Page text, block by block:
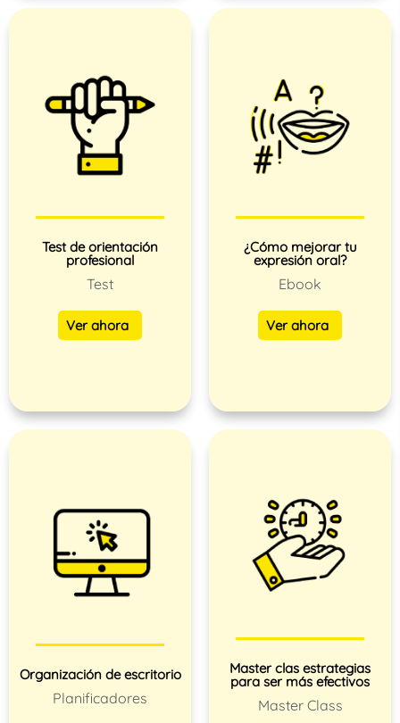
Test de orientación
profesional
Test
Ver ahora
¿Cómo mejorar tu
expresión oral?
Ebook
Ver ahora
Organización de escritorio
Planificadores
Master clas estrategias
para ser más efectivos
Master Class